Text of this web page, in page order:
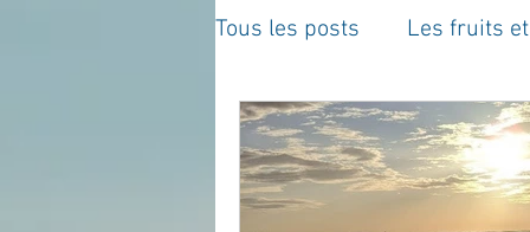
Tous les posts Les fruits
La parentalité De
Enseignements